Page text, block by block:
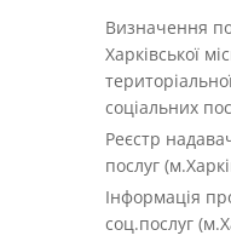
Визначення
Харківської
соціальних
Реєстр
послуг
Інформація
соц.послуг